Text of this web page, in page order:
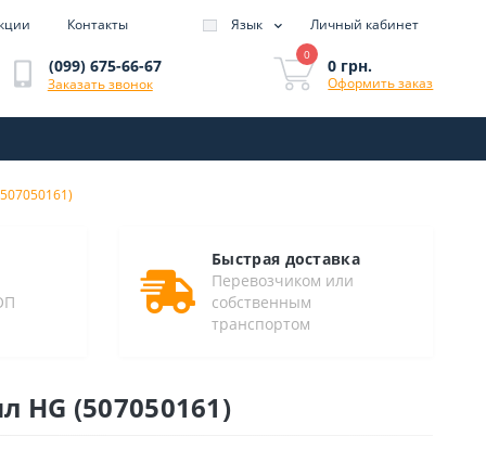
Контакты Язык Личный кабинет
(099) 675-66-67
Заказать звонок
0
0 грн.
Оформить заказ
Быстрая доставка
Перевозчиком или
собственным
транспортом
HG (507050161)